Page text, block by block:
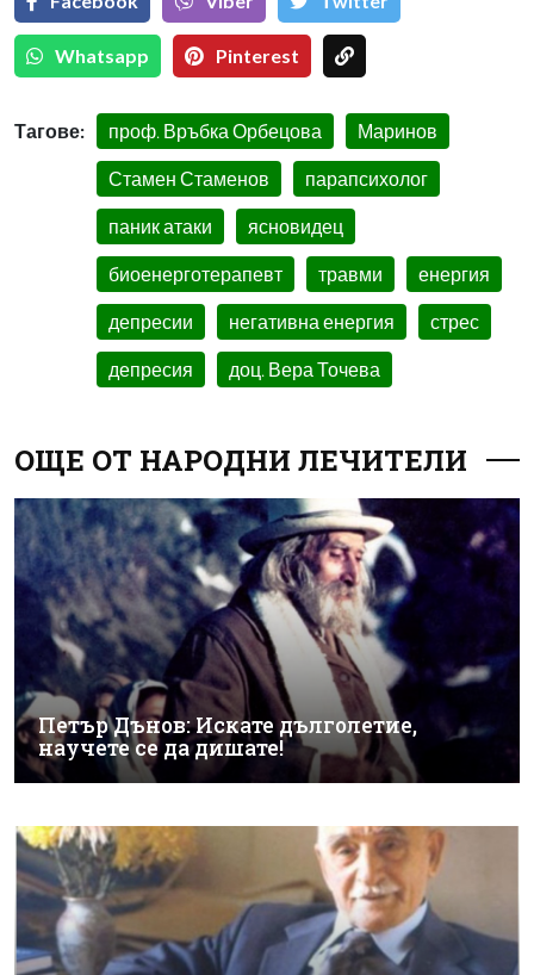
Whatsapp Pinterest
Тагове: проф. Връбка Орбецова Маринов
Стамен Стаменов парапсихолог
паник атаки ясновидец
биоенерготерапевт травми енергия
депресии негативна енергия стрес
депресия доц. Вера Точева
ОЩЕ ОТ НАРОДНИ ЛЕЧИТЕЛИ
Петър Дънов: Искате дълголетие,
научете се да дишате!